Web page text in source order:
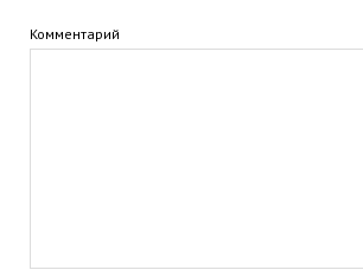
Комментарий